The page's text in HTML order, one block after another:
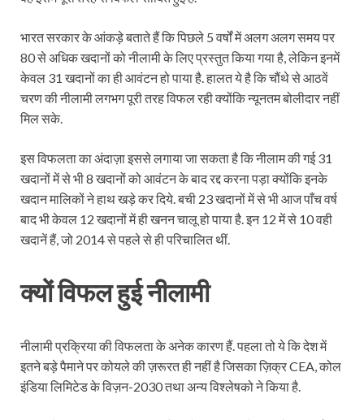
भारत सरकार के आंकड़े बताते हैं कि पिछले 5 वर्षों में अलग अलग समय पर
80 से अधिक खदानों को नीलामी के लिए प्रस्तुत किया गया है, लेकिन इनमें
केवल 31 खदानों का ही आवंटन हो पाया है. हालत ये है कि चौंथे से आठवें
चरण की नीलामी लगभग पूरी तरह विफल रही क्योंकि न्यूनतम बोलीदार नहीं
मिल सके.
इस विफलता का अंदाज़ा इससे लगाया जा सकता है कि नीलाम की गई 31
खदानों में से भी 8 खदानों को आवंटन के बाद रद्द करना पड़ा क्योंकि इनके
खदान मालिकों ने हाथ खड़े कर दिये. बची 23 खदानों में से भी आज पाँच वर्ष
बाद भी केवल 12 खदानों में ही खनन चालू हो पाया है. इन 12 में से 10 वही
खदानें हैं, जो 2014 से पहले से ही परिचालित थीं.
क्यों विफल हुई नीलामी
नीलामी प्रक्रिया की विफलता के अनेक कारण हैं. पहला तो ये कि देश में
इतने बड़े पैमाने पर कोयले की ज़रूरत ही नहीं है जिसका ज़िक्र CEA, कोल
इंडिया लिमिटेड के विज़न-2030 तथा अन्य विश्लेषको ने किया है.